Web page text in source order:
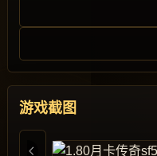
游戏截图